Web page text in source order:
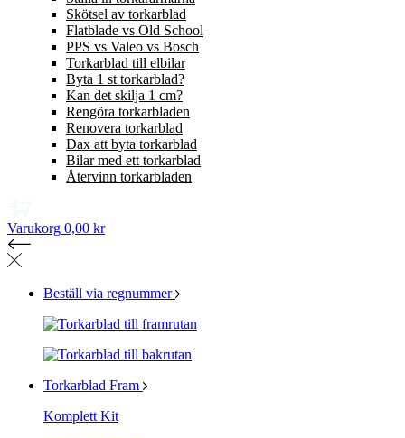
Skötsel av torkarblad
Flatblade vs Old School
PPS vs Valeo vs Bosch
Torkarblad till elbilar
Byta 1 st torkarblad?
Kan det skilja 1 cm?
Rengöra torkarbladen
Renovera torkarblad
Dax att byta torkarblad
Bilar med ett torkarblad
Återvinn torkarbladen
Varukorg 0,00 kr
Beställ via regnummer
Torkarblad Fram
Komplett Kit